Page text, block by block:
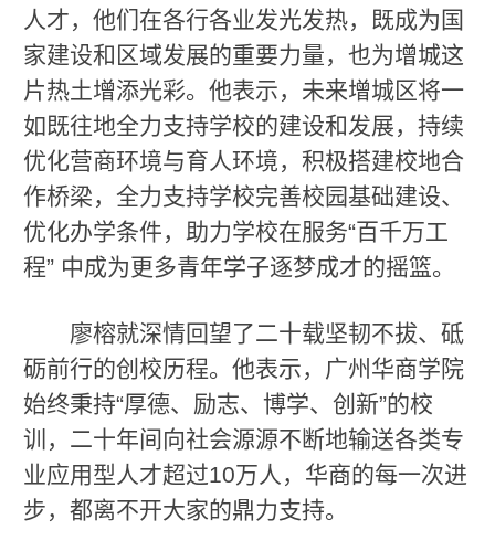
人才，他们在各行各业发光发热，既成为国
家建设和区域发展的重要力量，也为增城这
片热土增添光彩。他表示，未来增城区将一
如既往地全力支持学校的建设和发展，持续
优化营商环境与育人环境，积极搭建校地合
作桥梁，全力支持学校完善校园基础建设、
优化办学条件，助力学校在服务“百千万工
程” 中成为更多青年学子逐梦成才的摇篮。
廖榕就深情回望了二十载坚韧不拔、砥
砺前行的创校历程。他表示，广州华商学院
始终秉持“厚德、励志、博学、创新”的校
训，二十年间向社会源源不断地输送各类专
业应用型人才超过10万人，华商的每一次进
步，都离不开大家的鼎力支持。